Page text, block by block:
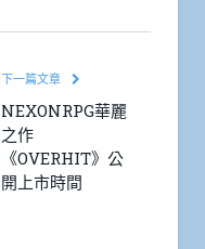
下一篇文章
NEXONRPG華麗
之作
《OVERHIT》公
開上市時間